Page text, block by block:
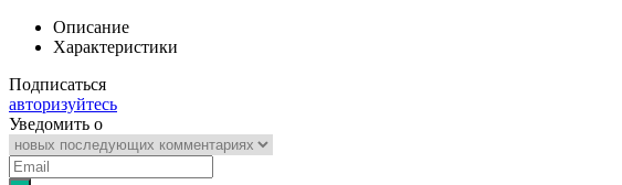
Описание
Характеристики
Подписаться
авторизуйтесь
Уведомить о